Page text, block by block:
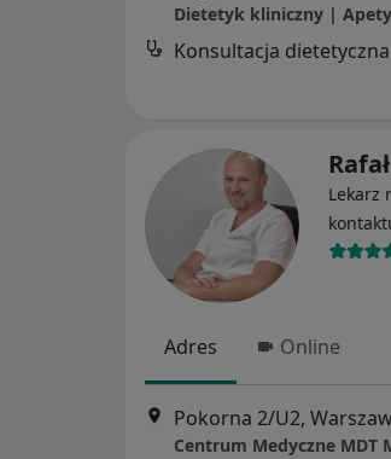
Konsultacja
Lekarz
Adres Online
Pokorna 2/U2,
Centrum Medyczne MDT